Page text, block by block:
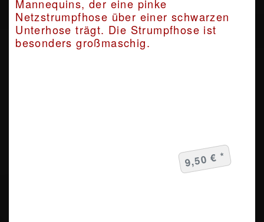
9,50 € *